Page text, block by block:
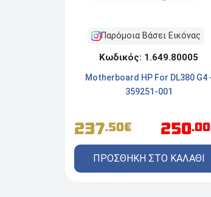
Παρόμοια Βάσει Εικόνας
Κωδικός: 1.649.80005
Motherboard HP For DL380 G4
359251-001
237.50€ 250
ΠΡΟΣΘΗΚΗ ΣΤΟ ΚΑΛΑΘΙ